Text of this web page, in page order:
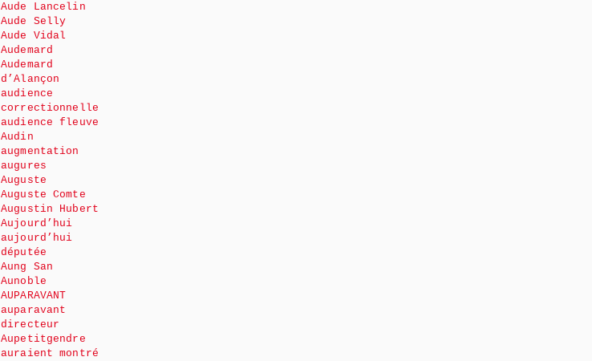
Aude Lancelin
Aude Selly
Aude Vidal
Audemard
Audemard
d’Alançon
audience
correctionnelle
audience fleuve
Audin
augmentation
augures
Auguste
Auguste Comte
Augustin Hubert
Aujourd’hui
aujourd’hui
députée
Aung San
Aunoble
AUPARAVANT
auparavant
directeur
Aupetitgendre
auraient montré